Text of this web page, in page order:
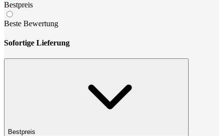
Bestpreis
Beste Bewertung
Sofortige Lieferung
Bestpreis